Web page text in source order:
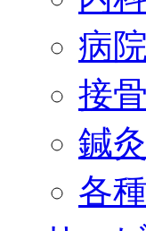
病
接
鍼灸
各